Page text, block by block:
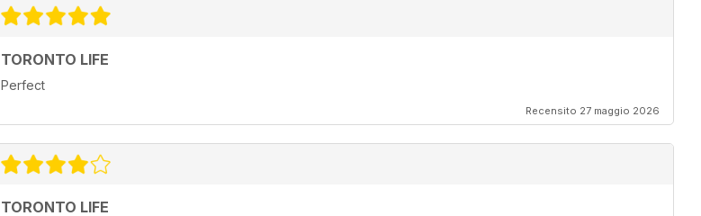
TORONTO LIFE
Perfect
Recensito 27 maggio 2026
TORONTO LIFE